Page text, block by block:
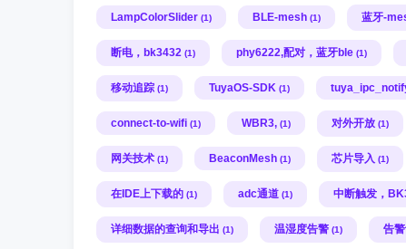
LampColorSlider (1) BLE-mesh (1) 蓝牙-
断电，bk3432 (1) phy6222,配对，蓝牙ble (1)
移动追踪 (1) TuyaOS-SDK (1)
connect-to-wifi (1) WBR3, (1) 对外开放 (1)
网关技术 (1) BeaconMesh (1) 芯片导入 (1)
在IDE上下载的 (1) adc通道 (1) 中断触发，
详细数据的查询和导出 (1) 温湿度告警 (1) 告